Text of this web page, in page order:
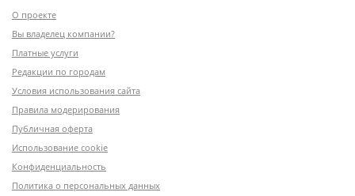
О проекте
Вы владелец компании?
Платные услуги
Редакции по городам
Условия использования сайта
Правила модерирования
Публичная оферта
Использование cookie
Конфиденциальность
Политика о персональных данных